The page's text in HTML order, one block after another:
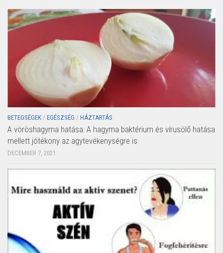
BETEGSÉGEK / EGÉSZSÉG / HÁZTARTÁS
A vöröshagyma hatása: A hagyma baktérium és vírusölő hatása
mellett jótékony az agytevékenységre is
DECEMBER 7, 2021